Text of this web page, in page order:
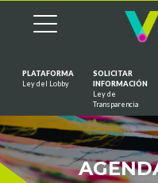
PLATAFORMA
Ley del Lobby
SOLICITAR
INFORMACIÓN
Ley de
Transparencia